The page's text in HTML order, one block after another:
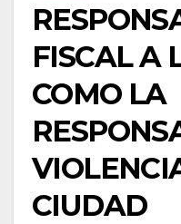
FISCAL A
COMO LA
CIUDAD